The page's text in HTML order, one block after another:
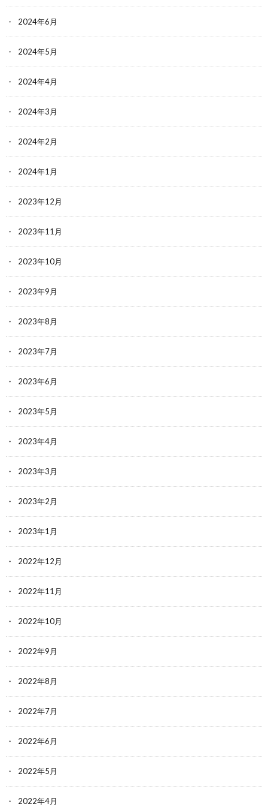
2024年6月
2024年5月
2024年4月
2024年3月
2024年2月
2024年1月
2023年12月
2023年11月
2023年10月
2023年9月
2023年8月
2023年7月
2023年6月
2023年5月
2023年4月
2023年3月
2023年2月
2023年1月
2022年12月
2022年11月
2022年10月
2022年9月
2022年8月
2022年7月
2022年6月
2022年5月
2022年4月